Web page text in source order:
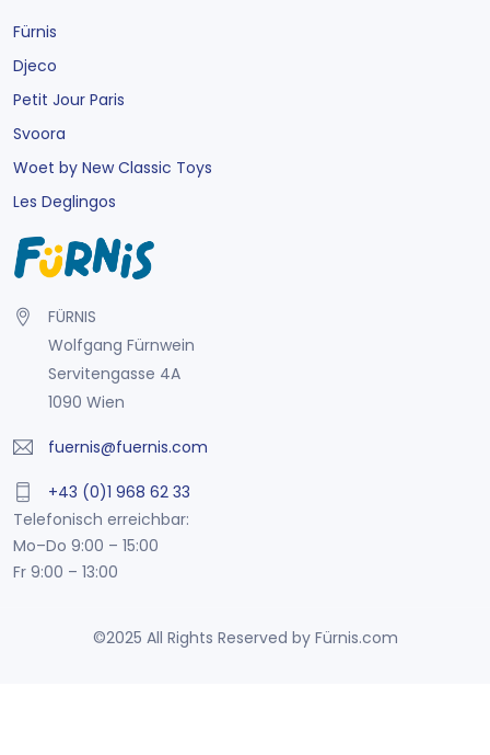
Fürnis
Djeco
Petit Jour Paris
Svoora
Woet by New Classic Toys
Les Deglingos
FÜRNIS
Wolfgang Fürnwein
Servitengasse 4A
1090 Wien
fuernis@fuernis.com
+43 (0)1 968 62 33
Telefonisch erreichbar:
Mo–Do 9:00 – 15:00
Fr 9:00 – 13:00
©2025 All Rights Reserved by Fürnis.com